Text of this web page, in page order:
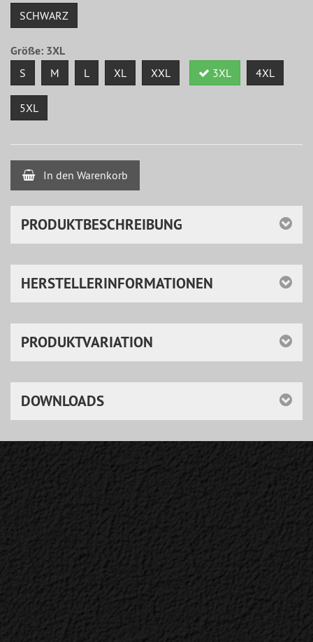
SCHWARZ
Größe: 3XL
S M L XL XXL 3XL 4XL
5XL
In den Warenkorb
PRODUKTBESCHREIBUNG
HERSTELLERINFORMATIONEN
PRODUKTVARIATION
DOWNLOADS